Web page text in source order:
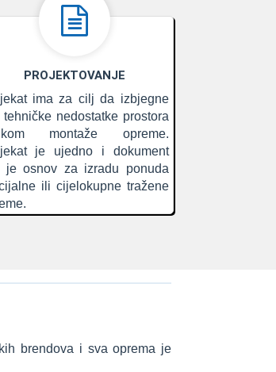
PROJEKTOVANJE
ima za cilj da izbjegne
tehničke nedostatke prostora
montaže opreme.
je ujedno i dokument
je osnov za izradu ponuda
ili cijelokupne tražene
brendova i sva oprema je